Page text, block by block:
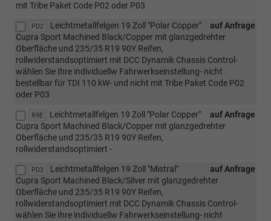
mit Tribe Paket Code P02 oder P03
PD2 auf Anfrage
Leichtmetallfelgen 19 Zoll "Polar Copper"
Cupra Sport Machined Black/Copper mit glanzgedrehter
Oberfläche und 235/35 R19 90Y Reifen,
rollwiderstandsoptimiert mit DCC Dynamik Chassis Control-
wählen Sie Ihre individuellw Fahrwerkseinstellung- nicht
bestellbar für TDI 110 kW- und nicht mit Tribe Paket Code P02
oder P03
R9E auf Anfrage
Leichtmetallfelgen 19 Zoll "Polar Copper"
Cupra Sport Machined Black/Copper mit glanzgedrehter
Oberfläche und 235/35 R19 90Y Reifen,
rollwiderstandsoptimiert -
PD3 auf Anfrage
Leichtmetallfelgen 19 Zoll "Mistral"
Cupra Sport Machined Black/Silver mit glanzgedrehter
Oberfläche und 235/35 R19 90Y Reifen,
rollwiderstandsoptimiert mit DCC Dynamik Chassis Control-
wählen Sie Ihre individuellw Fahrwerkseinstellung- nicht